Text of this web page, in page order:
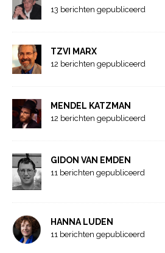
13 berichten gepubliceerd
TZVI MARX
12 berichten gepubliceerd
MENDEL KATZMAN
12 berichten gepubliceerd
GIDON VAN EMDEN
11 berichten gepubliceerd
HANNA LUDEN
11 berichten gepubliceerd